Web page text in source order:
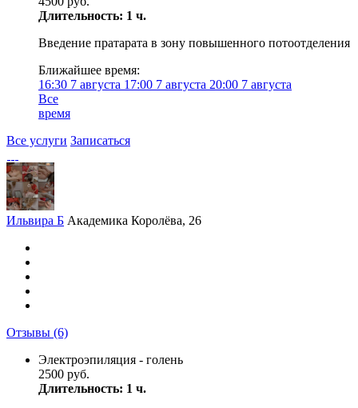
Длительность: 1 ч.
Введение пратарата в зону повышенного потоотделения
Ближайшее время:
16:30 7 августа 17:00 7 августа 20:00 7 августа
Все
время
Все услуги Записаться
Ильвира Б Академика Королёва, 26
Отзывы (6)
Электроэпиляция - голень
2500 руб.
Длительность: 1 ч.